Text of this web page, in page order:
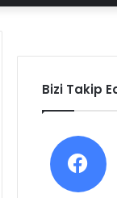
Bizi Takip